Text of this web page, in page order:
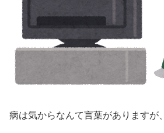
病は気からなんて言葉がありますが、